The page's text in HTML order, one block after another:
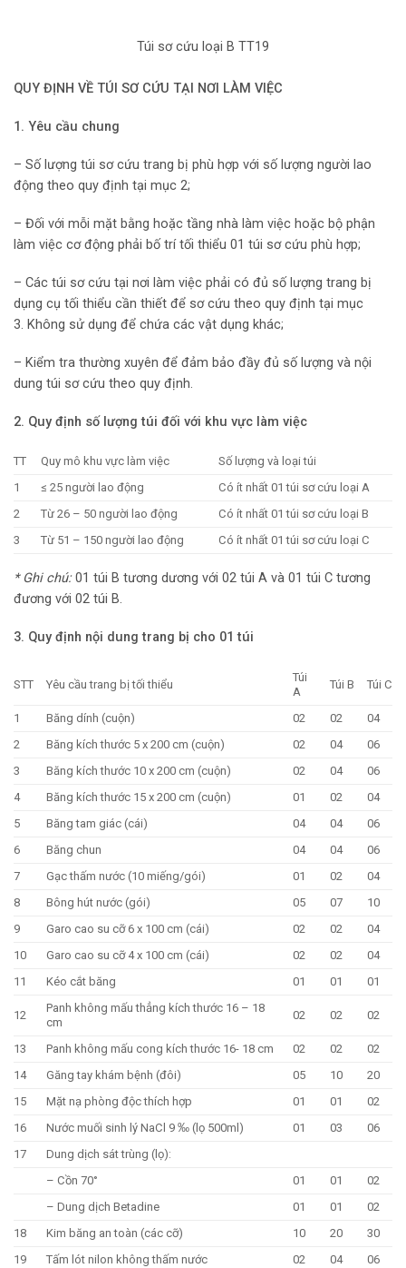
Túi sơ cứu loại B TT19
QUY ĐỊNH VỀ TÚI SƠ CỨU TẠI NƠI LÀM VIỆC
1. Yêu cầu chung
– Số lượng túi sơ cứu trang bị phù hợp với số lượng người lao
động theo quy định tại mục 2;
– Đối với mỗi mặt bằng hoặc tầng nhà làm việc hoặc bộ phận
làm việc cơ động phải bố trí tối thiểu 01 túi sơ cứu phù hợp;
– Các túi sơ cứu tại nơi làm việc phải có đủ số lượng trang bị
dụng cụ tối thiểu cần thiết để sơ cứu theo quy định tại mục
3. Không sử dụng để chứa các vật dụng khác;
– Kiểm tra thường xuyên để đảm bảo đầy đủ số lượng và nội
dung túi sơ cứu theo quy định.
2. Quy định số lượng túi đối với khu vực làm việc
TT Quy mô khu vực làm việc
Số lượng và loại túi
1
≤ 25 người lao động
Có ít nhất 01 túi sơ cứu loại A
2
Từ 26 – 50 người lao động
Có ít nhất 01 túi sơ cứu loại B
3
Từ 51 – 150 người lao động Có ít nhất 01 túi sơ cứu loại C
* Ghi chú:01 túi B tương dương với 02 túi A và 01 túi C tương
đương với 02 túi B.
3. Quy định nội dung trang bị cho 01 túi
STT Yêu cầu trang bị tối thiểu
Túi
A
Túi B Túi C
1 Băng dính (cuộn) 02 02
04
2
Băng kích thước 5 x 200 cm (cuộn) 02 04
06
3
Băng kích thước 10 x 200 cm (cuộn) 02 04
06
4
Băng kích thước 15 x 200 cm (cuộn) 01 02
04
5
Băng tam giác (cái) 04 04
06
6
Băng chun 04 04
06
7
Gạc thấm nước (10 miếng/gói) 01 02
04
8
Bông hút nước (gói) 05 07
10
9
Garo cao su cỡ 6 x 100 cm (cái) 02 02
04
10
Garo cao su cỡ 4 x 100 cm (cái) 02 02
04
11
Kéo cắt băng 01 01 01
12
Panh không mấu thẳng kích thước 16 – 18
cm
02 02 02
13 Panh không mấu cong kích thước 16- 18 cm 02 02
02
14
Găng tay khám bệnh (đôi) 05 10
20
15
Mặt nạ phòng độc thích hợp 01 01
02
16
Nước muối sinh lý NaCl 9 ‰ (lọ 500ml) 01 03
06
17
Dung dịch sát trùng (lọ):
– Cồn 70°
01 01
02
– Dung dịch Betadine
01 01
02
18
Kim băng an toàn (các cỡ) 10 20
30
19
Tấm lót nilon không thấm nước 02 04
06